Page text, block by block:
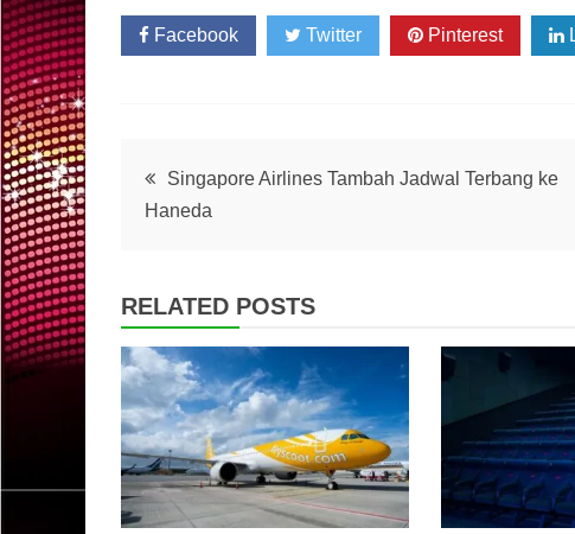
Facebook Twitter Pinterest
Post
Singapore Airlines Tambah Jadwal Terbang ke
Haneda
RELATED POSTS